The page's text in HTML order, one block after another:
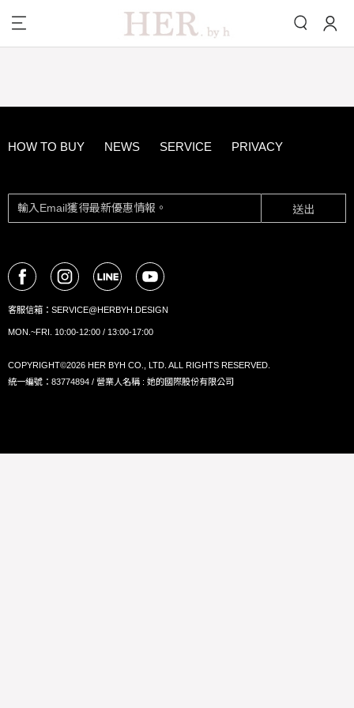
HOW TO BUY NEWS SERVICE PRIVACY
送出
客服信箱： SERVICE@HERBYH.DESIGN
MON.~FRI. 10:00-12:00 / 13:00-17:00
COPYRIGHT©2026 HER BYH CO., LTD. ALL RIGHTS RESERVED.
統一編號：83774894 / 營業人名稱 : 她的國際股份有限公司